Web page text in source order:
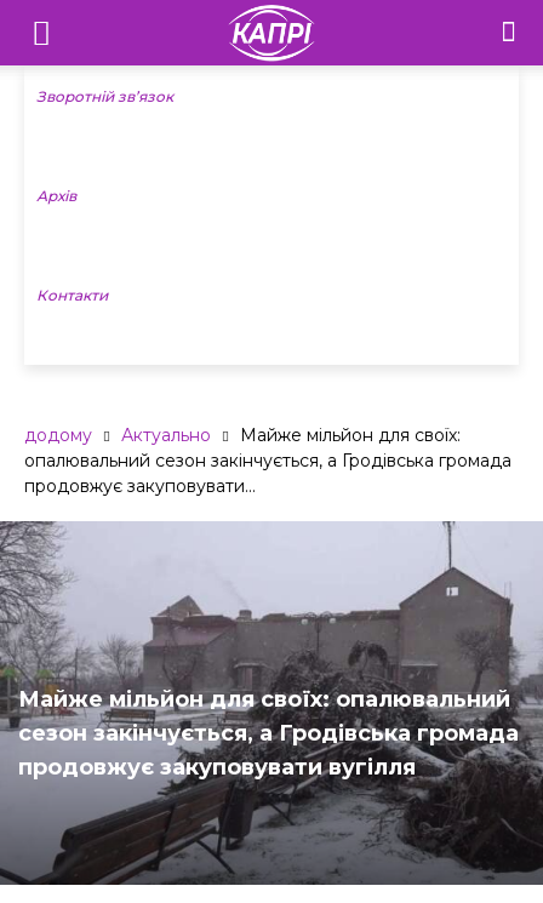
Телебачення
«Капрі»
Новини
Зворотній зв’язок
Архів
Контакти
додому Актуально
Майже мільйон для своїх:
опалювальний сезон закінчується, а Гродівська громада
продовжує закуповувати...
Майже мільйон для своїх: опалювальний
сезон закінчується, а Гродівська громада
продовжує закуповувати вугілля